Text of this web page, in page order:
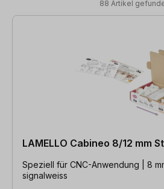
88 Artikel
88 Artikel gefunden
LAMELLO Cabineo 8/12 mm
Speziell für CNC-Anwendung | 8 mm
signalweiss